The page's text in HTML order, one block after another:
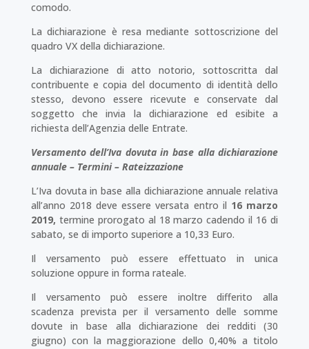
comodo.
La dichiarazione è resa mediante sottoscrizione del
quadro VX della dichiarazione.
La dichiarazione di atto notorio, sottoscritta dal
contribuente e copia del documento di identità dello
stesso, devono essere ricevute e conservate dal
soggetto che invia la dichiarazione ed esibite a
richiesta dell’Agenzia delle Entrate.
Versamento dell’Iva dovuta in base alla dichiarazione
annuale – Termini – Rateizzazione
L’Iva dovuta in base alla dichiarazione annuale relativa
all’anno 2018 deve essere versata entro il 16 marzo
2019, termine prorogato al 18 marzo cadendo il 16 di
sabato, se di importo superiore a 10,33 Euro.
Il versamento può essere effettuato in unica
soluzione oppure in forma rateale.
Il versamento può essere inoltre differito alla
scadenza prevista per il versamento delle somme
dovute in base alla dichiarazione dei redditi (30
giugno) con la maggiorazione dello 0,40% a titolo